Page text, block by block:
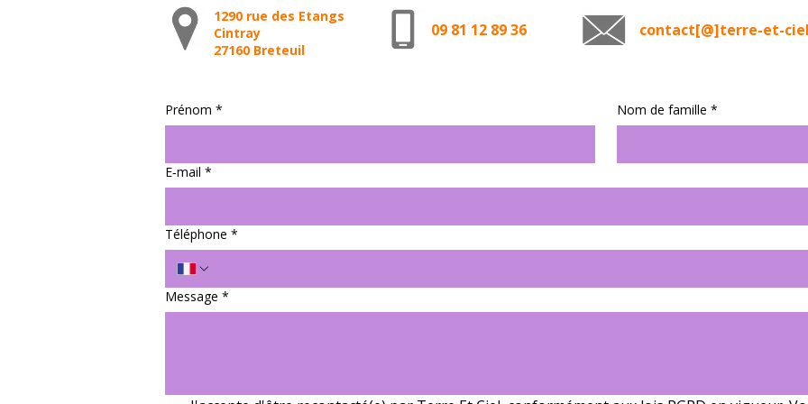
1290 rue des Etangs
Cintray
27160 Breteuil
09 81 12 89 36 contact[@]terre-et-
Prénom * Nom de famille *
E‑mail *
Téléphone *
Message *